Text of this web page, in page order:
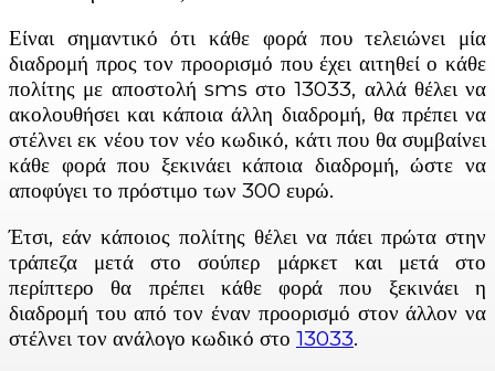
Είναι σημαντικό ότι κάθε φορά που τελειώνει μία
διαδρομή προς τον προορισμό που έχει αιτηθεί ο κάθε
πολίτης με αποστολή sms στο 13033, αλλά θέλει να
ακολουθήσει και κάποια άλλη διαδρομή, θα πρέπει να
στέλνει εκ νέου τον νέο κωδικό, κάτι που θα συμβαίνει
κάθε φορά που ξεκινάει κάποια διαδρομή, ώστε να
αποφύγει το πρόστιμο των 300 ευρώ.
Έτσι, εάν κάποιος πολίτης θέλει να πάει πρώτα στην
τράπεζα μετά στο σούπερ μάρκετ και μετά στο
περίπτερο θα πρέπει κάθε φορά που ξεκινάει η
διαδρομή του από τον έναν προορισμό στον άλλον να
στέλνει τον ανάλογο κωδικό στο 13033.